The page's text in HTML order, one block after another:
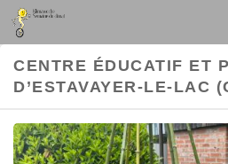
Au dessous du contenu
CENTRE ÉDUCATIF ET
D’ESTAVAYER-LE-LAC